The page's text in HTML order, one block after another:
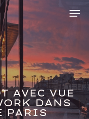
AVEC VUE
DANS
PARIS
Menu